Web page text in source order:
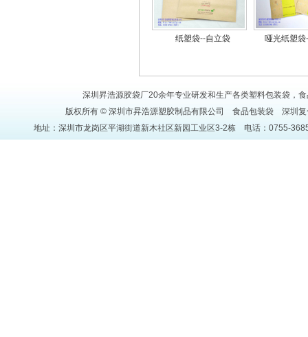
纸塑袋--自立袋 哑光纸塑
深圳昇浩源胶袋厂20余年专业研发和生产各类塑料包装袋，
版权所有 © 深圳市昇浩源塑胶制品有限公司 食品包装袋
深圳
地址：深圳市龙岗区平湖街道新木社区新园工业区3-2栋 电话：0755-